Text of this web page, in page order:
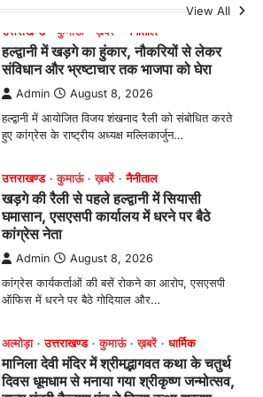
View All
उत्तराखण्ड कुमाऊं ख़बरें नैनीताल
हल्द्वानी में खड़गे का हुंकार, नौकरियों से लेकर
संविधान और भ्रष्टाचार तक भाजपा को घेरा
Admin August 8, 2026
हल्द्वानी में आयोजित विजय शंखनाद रैली को संबोधित करते
हुए कांग्रेस के राष्ट्रीय अध्यक्ष मल्लिकार्जुन…
उत्तराखण्ड कुमाऊं ख़बरें नैनीताल
खड़गे की रैली से पहले हल्द्वानी में सियासी
घमासान, एसएसपी कार्यालय में धरने पर बैठे
कांग्रेस नेता
Admin August 8, 2026
कांग्रेस कार्यकर्ताओं की बसें रोकने का आरोप, एसएसपी
ऑफिस में धरने पर बैठे गोदियाल और…
अल्मोड़ा उत्तराखण्ड कुमाऊं ख़बरें धार्मिक
मानिला देवी मंदिर में श्रीमद्भागवत कथा के चतुर्थ
दिवस धूमधाम से मनाया गया श्रीकृष्ण जन्मोत्सव,